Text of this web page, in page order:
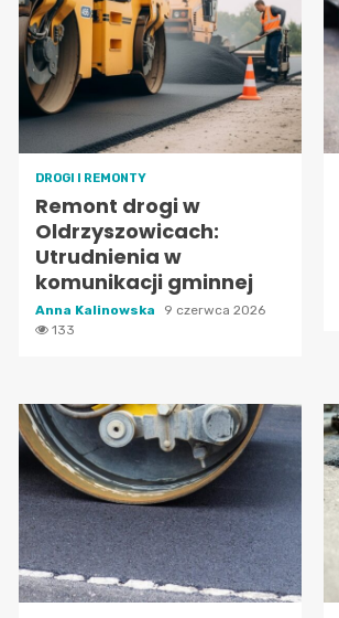
DROGI I REMONTY
Remont drogi w
Oldrzyszowicach:
Utrudnienia w
komunikacji gminnej
Anna Kalinowska
9 czerwca 2026
133